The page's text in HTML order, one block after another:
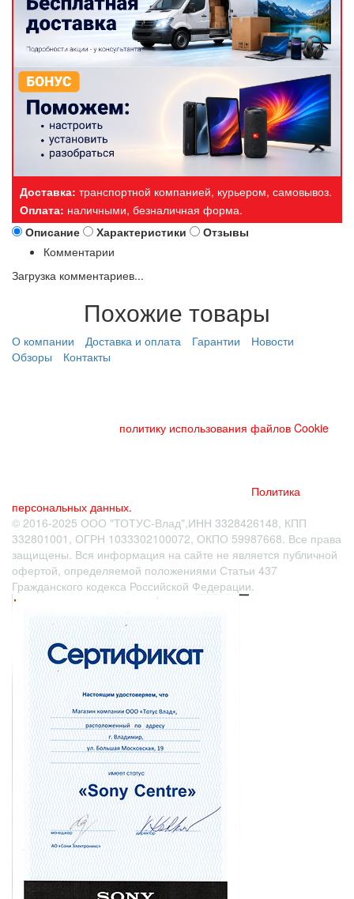
Доставка: транспортной компанией, курьером, самовывоз.
Оплата: наличными, безналичная форма.
Описание
Характеристики
Отзывы
Комментарии
Загрузка комментариев...
Похожие товары
О компании Доставка и оплата Гарантии
Новости
Обзоры
Контакты
политику использования файлов Cookie
Политика
персональных данных.
© 2016-2025 ООО "ТОТУС-Влад",ИНН 3328426148, КПП
332801001, ОГРН 1033302100072, ОКПО 59987668. Все права
защищены. Вся информация на сайте не является публичной
офертой, определяемой положениями Статьи 437
Гражданского кодекса Российской Федерации.